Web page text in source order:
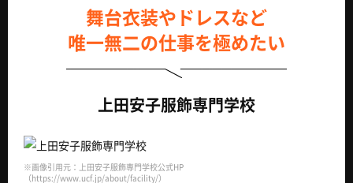
舞台衣装やドレスなど
唯一無二の仕事を極めたい
上田安子服飾専門学校
※画像引用元：上田安子服飾専門学校公式HP
（https://www.ucf.jp/about/facility/）